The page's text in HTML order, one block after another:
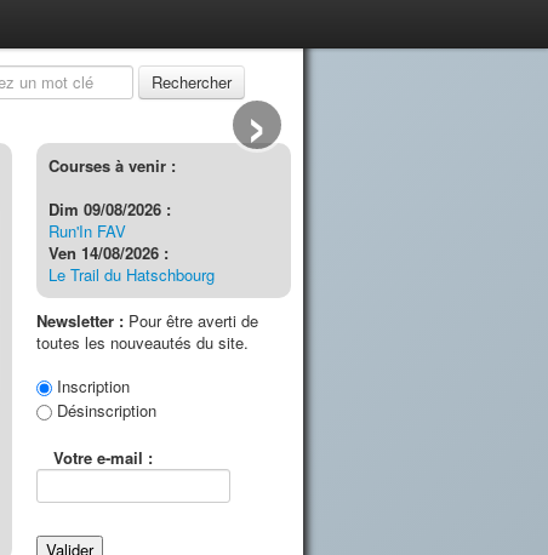
Rechercher ›
Courses à venir :
Dim 09/08/2026 :
Run'In FAV
Ven 14/08/2026 :
Le Trail du Hatschbourg
Newsletter : Pour être averti de
toutes les nouveautés du site.
Inscription
Désinscription
Votre e-mail :